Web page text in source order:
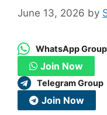
June 13, 2026 by
WhatsApp Group
Join Now
Telegram Group
Join Now